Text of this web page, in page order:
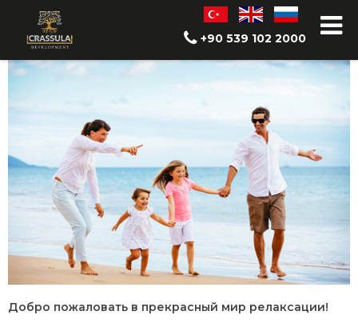
+90 539 102 2000
Почему Лонг бич?
Добро пожаловать в прекрасный мир релаксации!